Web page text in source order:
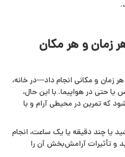
زمان و هر مکان
زمان و مکانی انجام داد—در خانه،
یا حتی در هواپیما. با این حال،
که تمرین در محیطی آرام و با
یا چند دقیقه یا یک ساعت، انجام
و تأثیرات آرامش‌بخش آن را